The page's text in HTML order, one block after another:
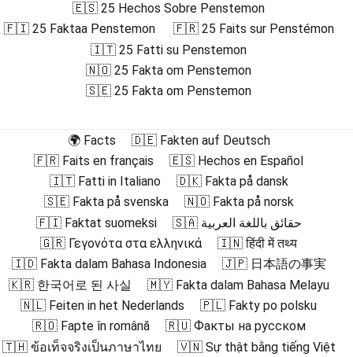
🇪🇸 25 Hechos Sobre Penstemon
🇫🇮 25 Faktaa Penstemon
🇫🇷 25 Faits sur Penstémon
🇮🇹 25 Fatti su Penstemon
🇳🇴 25 Fakta om Penstemon
🇸🇪 25 Fakta om Penstemon
🌍 Facts
🇩🇪 Fakten auf Deutsch
🇫🇷 Faits en français
🇪🇸 Hechos en Español
🇮🇹 Fatti in Italiano
🇩🇰 Fakta på dansk
🇸🇪 Fakta på svenska
🇳🇴 Fakta på norsk
🇫🇮 Faktat suomeksi
🇸🇦 حقائق باللغة العربية
🇬🇷 Γεγονότα στα ελληνικά
🇮🇳 हिंदी में तथ्य
🇮🇩 Fakta dalam Bahasa Indonesia
🇯🇵 日本語の事実
🇰🇷 한국어로 된 사실
🇲🇾 Fakta dalam Bahasa Melayu
🇳🇱 Feiten in het Nederlands
🇵🇱 Fakty po polsku
🇷🇴 Fapte în română
🇷🇺 Факты на русском
🇹🇭 ข้อเท็จจริงเป็นภาษาไทย
🇻🇳 Sự thật bằng tiếng Việt